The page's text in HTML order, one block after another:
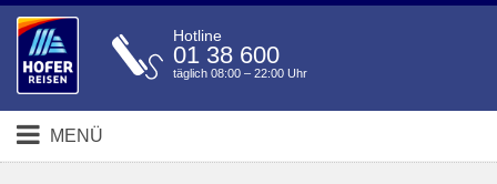
Hotline
01 38 600
täglich 08:00 – 22:00 Uhr
MENÜ